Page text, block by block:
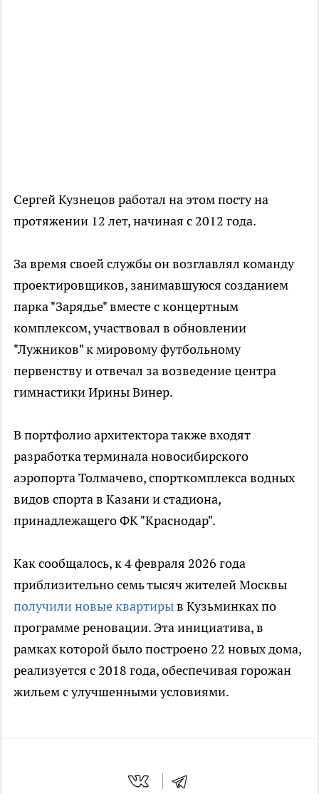
Сергей Кузнецов работал на этом посту на
протяжении 12 лет, начиная с 2012 года.
За время своей службы он возглавлял команду
проектировщиков, занимавшуюся созданием
парка "Зарядье" вместе с концертным
комплексом, участвовал в обновлении
"Лужников" к мировому футбольному
первенству и отвечал за возведение центра
гимнастики Ирины Винер.
В портфолио архитектора также входят
разработка терминала новосибирского
аэропорта Толмачево, спорткомплекса водных
видов спорта в Казани и стадиона,
принадлежащего ФК "Краснодар".
Как сообщалось, к 4 февраля 2026 года
приблизительно семь тысяч жителей Москвы
получили новые квартирыв Кузьминках по
программе реновации. Эта инициатива, в
рамках которой было построено 22 новых дома,
реализуется с 2018 года, обеспечивая горожан
жильем с улучшенными условиями.